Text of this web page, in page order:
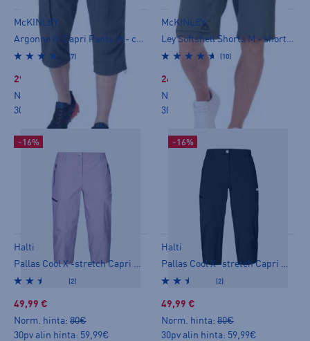
McKINLEY
Argonne III Capri Pants M - caprit
(7)
29,99 €
Norm. hinta: 54,90€
30pv alin hinta: 49,99€
McKINLEY
Ley Softshell Shorts M - shortsit
(10)
24,99 €
Norm. hinta: 49,90€
30pv alin hinta: 39,99€
-16%
Halti
Pallas Cool X -stretch Capri W + - caprit
(2)
49,99 €
Norm. hinta: 80€
30pv alin hinta: 59,99€
-16%
Halti
Pallas Cool X -stretch Capri W + - caprit
(2)
49,99 €
Norm. hinta: 80€
30pv alin hinta: 59,99€